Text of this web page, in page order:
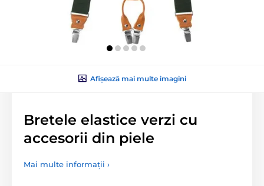
Afișează mai multe imagini
Bretele elastice verzi cu
accesorii din piele
Mai multe informații ›